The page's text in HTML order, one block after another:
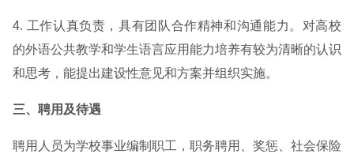
4. 工作认真负责，具有团队合作精神和沟通能力。对高校
的外语公共教学和学生语言应用能力培养有较为清晰的认识
和思考，能提出建设性意见和方案并组织实施。
三、聘用及待遇
聘用人员为学校事业编制职工，职务聘用、奖惩、社会保险